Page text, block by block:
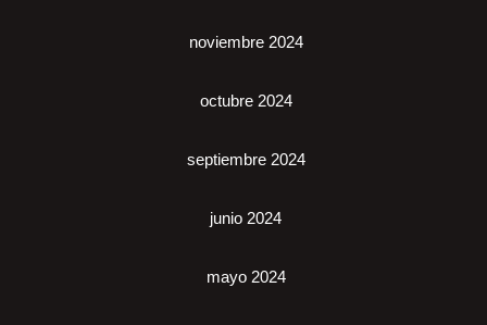
noviembre 2024
octubre 2024
septiembre 2024
junio 2024
mayo 2024